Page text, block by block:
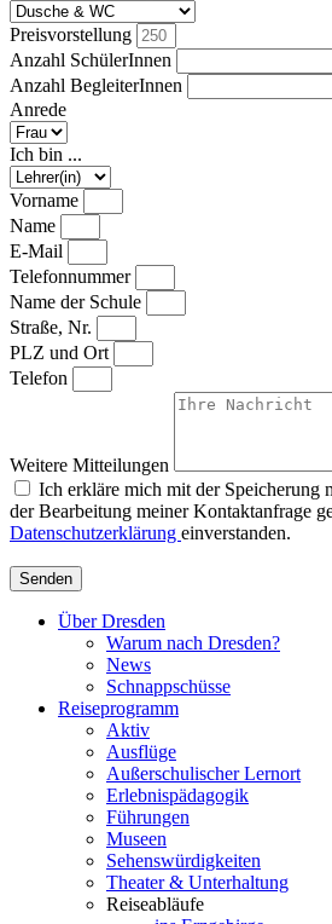
Preisvorstellung
Anzahl SchülerInnen
Anzahl BegleiterInnen
Anrede
Ich bin ...
Vorname
Name
E-Mail
Telefonnummer
Name der Schule
Straße, Nr.
PLZ und Ort
Telefon
Weitere Mitteilungen
Ich erkläre mich mit der Speicherung
der Bearbeitung meiner Kontaktanfrage
Datenschutzerklärung einverstanden.
Senden
Über Dresden
Warum nach Dresden?
News
Schnappschüsse
Reiseprogramm
Aktiv
Ausflüge
Außerschulischer Lernort
Erlebnispädagogik
Führungen
Museen
Sehenswürdigkeiten
Theater & Unterhaltung
Reiseabläufe